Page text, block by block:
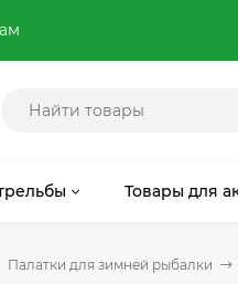
Товары для
Палатки для зимней рыбалки